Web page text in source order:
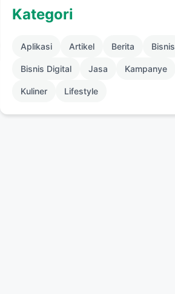
Kategori
Aplikasi Artikel Berita Bisnis
Bisnis Digital Jasa Kampanye
Kuliner Lifestyle